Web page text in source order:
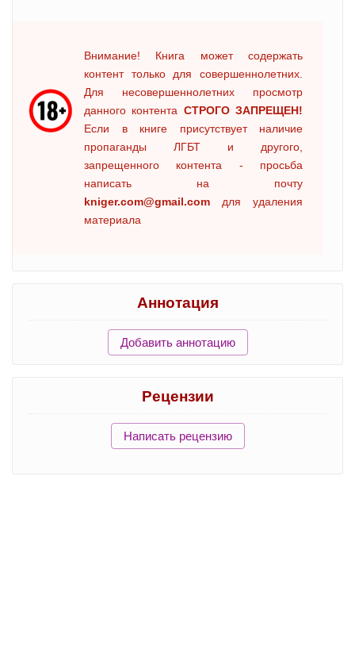
Внимание! Книга может содержать
контент только для совершеннолетних.
Для несовершеннолетних просмотр
данного контента СТРОГО ЗАПРЕЩЕН!
Если в книге присутствует наличие
пропаганды ЛГБТ и другого,
запрещенного контента - просьба
написать на почту
kniger.com@gmail.com для удаления
материала
Аннотация
Добавить аннотацию
Рецензии
Написать рецензию